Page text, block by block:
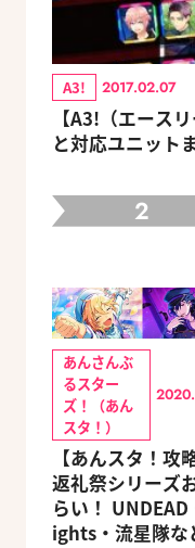
A3! 2017.02.07
【A3!（エース
と対応ユニット
2
あんさんぶ
るスター
ズ！（あん
スタ！）
【あんスタ！攻略
返礼祭シリーズ
らい！
ights・流星隊な